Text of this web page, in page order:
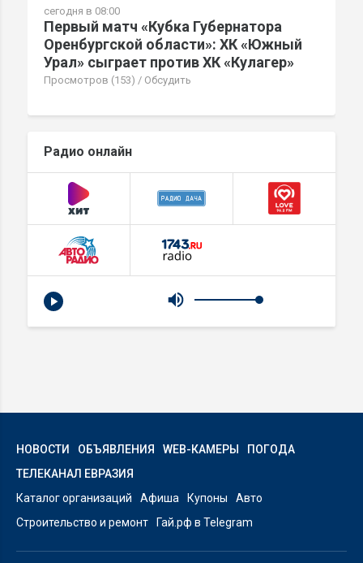
сегодня в 08:00
Первый матч «Кубка Губернатора
Оренбургской области»: ХК «Южный
Урал» сыграет против ХК «Кулагер»
Просмотров (153) / Обсудить
Радио онлайн
НОВОСТИ ОБЪЯВЛЕНИЯ WEB-КАМЕРЫ
ПОГОДА
ТЕЛЕКАНАЛ ЕВРАЗИЯ
Каталог организаций
Афиша Купоны
Авто
Строительство и ремонт
Гай.рф в Telegram